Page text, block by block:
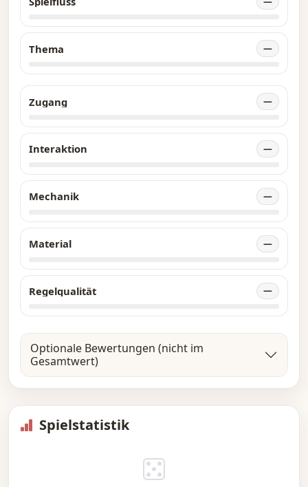
Thema —
Zugang —
Interaktion —
Mechanik —
Material —
Regelqualität —
Optionale Bewertungen (nicht im
Gesamtwert)
Spielstatistik